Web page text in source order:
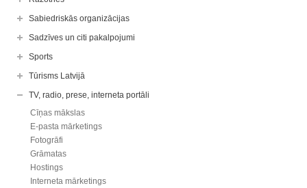
Sabiedriskās organizācijas
Sadzīves un citi pakalpojumi
Sports
Tūrisms Latvijā
TV, radio, prese, interneta portāli
Cīņas mākslas
E-pasta mārketings
Fotogrāfi
Grāmatas
Hostings
Interneta mārketings